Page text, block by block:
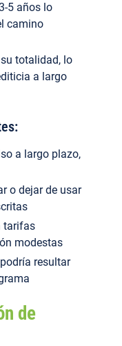
5 años lo
camino
totalidad, lo
a largo
a largo plazo,
o dejar de usar
tarifas
modestas
resultar
de